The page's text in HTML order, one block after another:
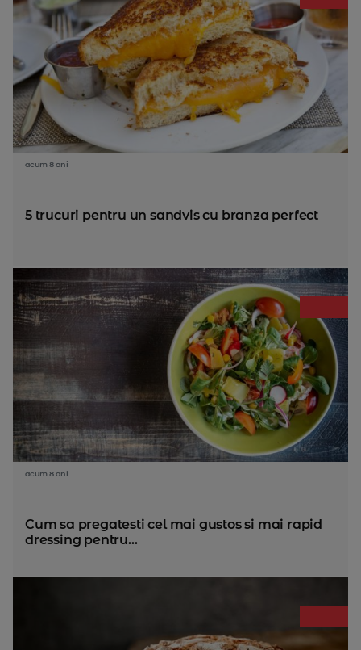
acum 8 ani
5 trucuri pentru un sandvis cu branza perfect
acum 8 ani
Cum sa pregatesti cel mai gustos si mai rapid
dressing pentru...